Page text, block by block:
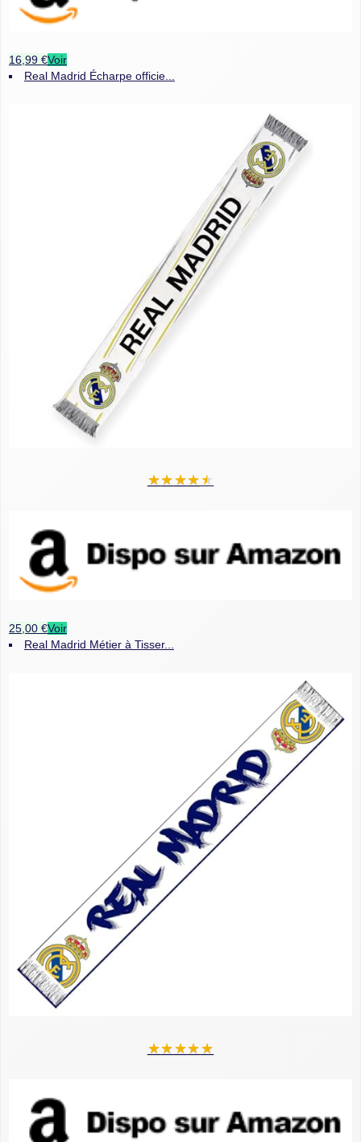
16,99 €Voir
Real Madrid Écharpe officie...
★★★★★
25,00 €Voir
Real Madrid Métier à Tisser...
★★★★★